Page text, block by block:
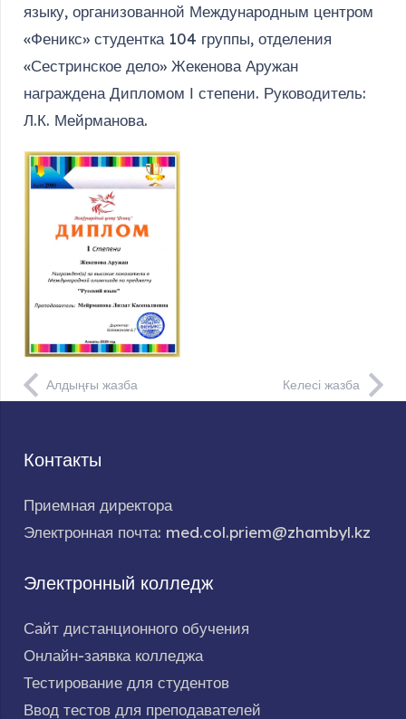
языку, организованной Международным центром
«Феникс» студентка 104 группы, отделения
«Сестринское дело» Жекенова Аружан
награждена Дипломом І степени. Руководитель:
Л.К. Мейрманова.
Алдыңғы жазба Келесі жазба
Контакты
Приемная директора
Электронная почта: med.col.priem@zhambyl.kz
Электронный колледж
Сайт дистанционного обучения
Онлайн-заявка колледжа
Тестирование для студентов
Ввод тестов для преподавателей